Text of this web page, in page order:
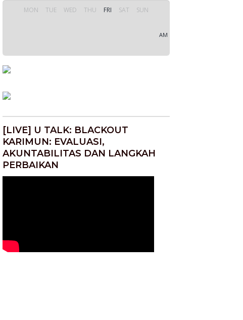
MON TUE WED THU FRI SAT SUN
AM
[LIVE] U TALK: BLACKOUT
KARIMUN: EVALUASI,
AKUNTABILITAS DAN LANGKAH
PERBAIKAN